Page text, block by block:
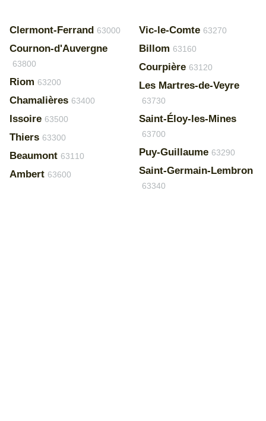
Clermont-Ferrand 63000
Cournon-d'Auvergne
63800
Riom 63200
Chamalières 63400
Issoire 63500
Thiers 63300
Beaumont 63110
Ambert 63600
Vic-le-Comte 63270
Billom 63160
Courpière 63120
Les Martres-de-Veyre
63730
Saint-Éloy-les-Mines
63700
Puy-Guillaume 63290
Saint-Germain-Lembron
63340